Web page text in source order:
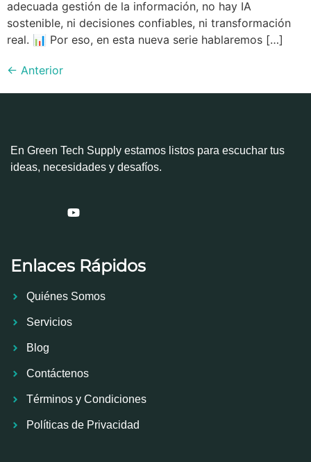
adecuada gestión de la información, no hay IA
sostenible, ni decisiones confiables, ni transformación
real. 📊 Por eso, en esta nueva serie hablaremos […]
← Anterior
En Green Tech Supply estamos listos para escuchar tus
ideas, necesidades y desafíos.
Enlaces Rápidos
Quiénes Somos
Servicios
Blog
Contáctenos
Términos y Condiciones
Políticas de Privacidad